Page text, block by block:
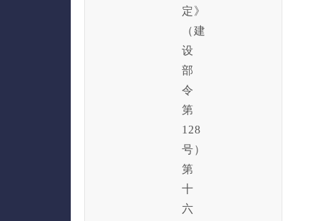
定》
（建
设
部
令
第
128
号）
第
十
六